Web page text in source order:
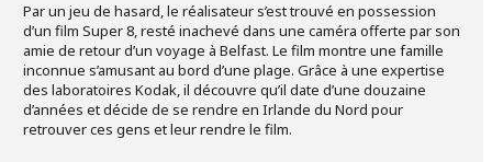
Par un jeu de hasard, le réalisateur s’est trouvé en possession
d’un film Super 8, resté inachevé dans une caméra offerte par son
amie de retour d’un voyage à Belfast. Le film montre une famille
inconnue s’amusant au bord d’une plage. Grâce à une expertise
des laboratoires Kodak, il découvre qu’il date d’une douzaine
d’années et décide de se rendre en Irlande du Nord pour
retrouver ces gens et leur rendre le film.